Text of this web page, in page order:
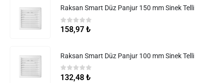
Raksan Smart Düz Panjur 150 mm Sinek Telli
0 5 üzerinden
158,97 ₺
Raksan Smart Düz Panjur 100 mm Sinek Telli
05 üzerinden
132,48 ₺